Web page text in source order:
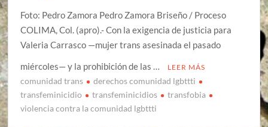
Foto: Pedro Zamora Pedro Zamora Briseño / Proceso
COLIMA, Col. (apro).- Con la exigencia de justicia para
Valeria Carrasco —mujer trans asesinada el pasado
miércoles— y la prohibición de las …
LEER MÁS
comunidad trans
derechos comunidad lgbttti
transfeminicidio
transfeminicidios
transfobia
violencia contra la comunidad lgbttti